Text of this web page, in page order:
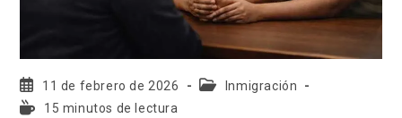
11 de febrero de 2026
Inmigración
15 minutos de lectura